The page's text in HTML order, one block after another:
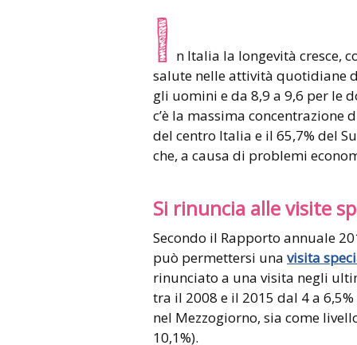
I n Italia la longevità cresce,
salute nelle attività quotidiane
gli uomini e da 8,9 a 9,6 per le
c’è la massima
del centro Italia e il 65,7% del
che, a causa di problemi
Si rinuncia alle visite
Secondo il Rapporto annuale
può permettersi una visita
rinunciato a una visita negli
tra il 2008 e il 2015 dal 4 a
nel Mezzogiorno, sia come
10,1%).